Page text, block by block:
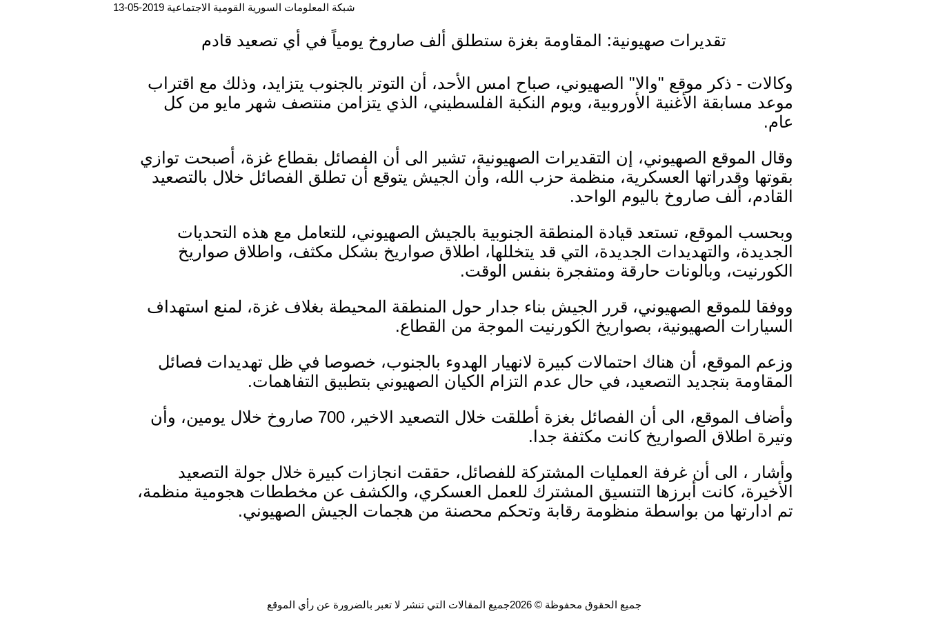
شبكة المعلومات السورية القومية الاجتماعية 2019-05-13
تقديرات صهيونية: المقاومة بغزة ستطلق ألف صاروخ يومياً في أي تصعيد قادم
وكالات - ذكر موقع "والا" الصهيوني، صباح امس الأحد، أن التوتر بالجنوب يتزايد، وذلك مع اقتراب
موعد مسابقة الأغنية الأوروبية، ويوم النكبة الفلسطيني، الذي يتزامن منتصف شهر مايو من كل
عام.
وقال الموقع الصهيوني، إن التقديرات الصهيونية، تشير الى أن الفصائل بقطاع غزة، أصبحت توازي
بقوتها وقدراتها العسكرية، منظمة حزب الله، وأن الجيش يتوقع أن تطلق الفصائل خلال بالتصعيد
القادم، ألف صاروخ باليوم الواحد.
وبحسب الموقع، تستعد قيادة المنطقة الجنوبية بالجيش الصهيوني، للتعامل مع هذه التحديات
الجديدة، والتهديدات الجديدة، التي قد يتخللها، اطلاق صواريخ بشكل مكثف، واطلاق صواريخ
الكورنيت، وبالونات حارقة ومتفجرة بنفس الوقت.
ووفقا للموقع الصهيوني، قرر الجيش بناء جدار حول المنطقة المحيطة بغلاف غزة، لمنع استهداف
السيارات الصهيونية، بصواريخ الكورنيت الموجة من القطاع.
وزعم الموقع، أن هناك احتمالات كبيرة لانهيار الهدوء بالجنوب، خصوصا في ظل تهديدات فصائل
المقاومة بتجديد التصعيد، في حال عدم التزام الكيان الصهيوني بتطبيق التفاهمات.
وأضاف الموقع، الى أن الفصائل بغزة أطلقت خلال التصعيد الاخير، 700 صاروخ خلال يومين، وأن
وتيرة اطلاق الصواريخ كانت مكثفة جدا.
وأشار ، الى أن غرفة العمليات المشتركة للفصائل، حققت انجازات كبيرة خلال جولة التصعيد
الأخيرة، كانت أبرزها التنسيق المشترك للعمل العسكري، والكشف عن مخططات هجومية منظمة،
تم ادارتها من بواسطة منظومة رقابة وتحكم محصنة من هجمات الجيش الصهيوني.
جميع الحقوق محفوظة © 2026جميع المقالات التي تنشر لا تعبر بالضرورة عن رأي الموقع